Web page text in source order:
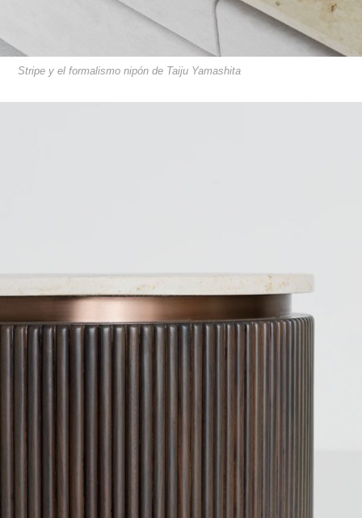
Stripe y el formalismo nipón de Taiju Yamashita